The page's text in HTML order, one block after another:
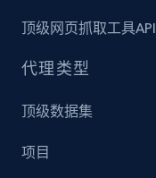
顶级网页抓取工具API
代理类型
顶级数据集
项目